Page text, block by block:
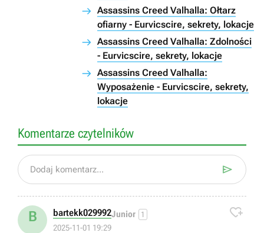
Assassins Creed Valhalla: Ołtarz
ofiarny - Eurvicscire, sekrety, lokacje
Assassins Creed Valhalla: Zdolności
- Eurvicscire, sekrety, lokacje
Assassins Creed Valhalla:
Wyposażenie - Eurvicscire, sekrety,
lokacje
Komentarze czytelników
Dodaj komentarz... 
B bartekk029992Junior 1
2025-11-01 19:29
